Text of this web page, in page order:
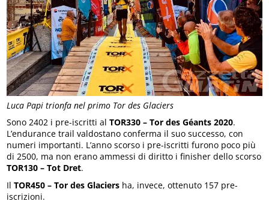
Luca Papi trionfa nel primo Tor des Glaciers
Sono 2402 i pre-iscritti alTOR330 – Tor des Géants 2020.
L’endurance trail valdostano conferma il suo successo, con
numeri importanti. L’anno scorso i pre-iscritti furono poco più
di 2500, ma non erano ammessi di diritto i finisher dello scorso
TOR130 – Tot Dret.
IlTOR450 – Tor des Glaciers ha, invece, ottenuto 157 pre-
iscrizioni.